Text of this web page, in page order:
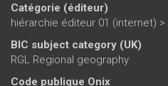
Catégorie (éditeur)
hiérarchie éditeur 01 (internet) >
BIC subject category (UK)
RGL Regional geography
Code publique Onix